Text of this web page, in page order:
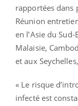
rapportées dans
Réunion
en l’Asie du
Malaisie,
et aux
« Le risque
infecté est